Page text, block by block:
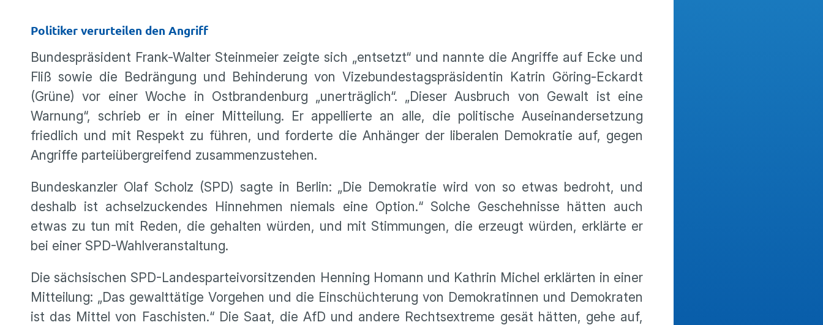
Politiker verurteilen den Angriff
Bundespräsident Frank-Walter Steinmeier zeigte sich „entsetzt“ und nannte die Angriffe auf Ecke und
Fliß sowie die Bedrängung und Behinderung von Vizebundestagspräsidentin Katrin Göring-Eckardt
(Grüne) vor einer Woche in Ostbrandenburg „unerträglich“. „Dieser Ausbruch von Gewalt ist eine
Warnung“, schrieb er in einer Mitteilung. Er appellierte an alle, die politische Auseinandersetzung
friedlich und mit Respekt zu führen, und forderte die Anhänger der liberalen Demokratie auf, gegen
Angriffe parteiübergreifend zusammenzustehen.
Bundeskanzler Olaf Scholz (SPD) sagte in Berlin: „Die Demokratie wird von so etwas bedroht, und
deshalb ist achselzuckendes Hinnehmen niemals eine Option.“ Solche Geschehnisse hätten auch
etwas zu tun mit Reden, die gehalten würden, und mit Stimmungen, die erzeugt würden, erklärte er
bei einer SPD-Wahlveranstaltung.
Die sächsischen SPD-Landesparteivorsitzenden Henning Homann und Kathrin Michel erklärten in einer
Mitteilung: „Das gewalttätige Vorgehen und die Einschüchterung von Demokratinnen und Demokraten
ist das Mittel von Faschisten.“ Die Saat, die AfD und andere Rechtsextreme gesät hätten, gehe auf,